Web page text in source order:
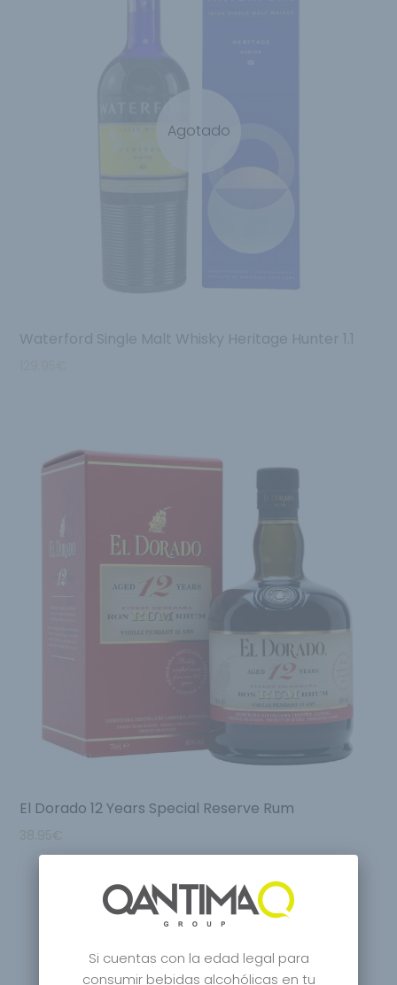
Agotado
Waterford Single Malt Whisky Heritage Hunter 1.1
El Dorado 12 Years Special Reserve Rum
38.95€
Si cuentas con la edad legal para
consumir bebidas alcohólicas en tu